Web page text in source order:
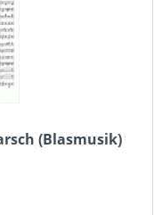
(Blasmusik)